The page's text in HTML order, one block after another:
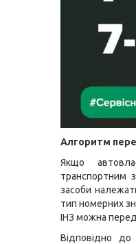
Алгоритм
Якщо
транспортним
засоби
тип номерних
ІНЗ можна
Відповідно до